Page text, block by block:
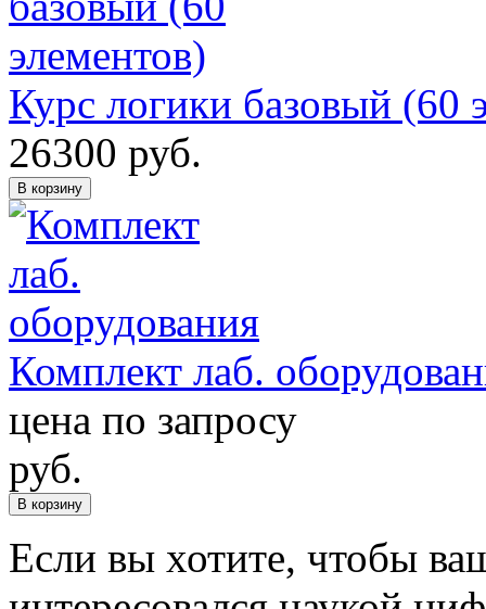
Курс логики базовый (60
26300 руб.
В корзину
Комплект лаб.
цена по запросу
руб.
В корзину
Если вы хотите, чтобы